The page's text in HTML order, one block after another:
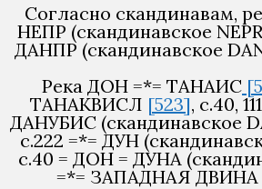
Согласно скандинавам,
НЕПР (скандинавское
ДАНПР (скандинавское
Река ДОН =*= ТАНАИС
ТАНАКВИСЛ [523], с.40,
ДАНУБИС (скандинавское
с.222 =*= ДУН
с.40 = ДОН = ДУНА
=*= ЗАПАДНАЯ ДВИНА